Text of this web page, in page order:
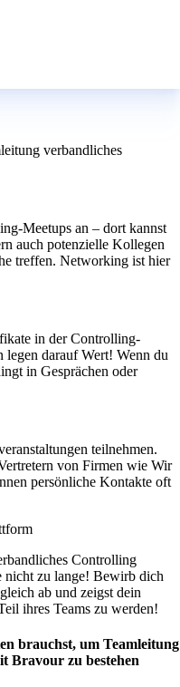
verbandliches
Meetups an – dort kannst
auch potenzielle Kollegen
treffen. Networking ist hier
in der Controlling-
darauf Wert! Wenn du
in Gesprächen oder
teilnehmen.
von Firmen wie Wir
persönliche Kontakte oft
Controlling
nicht zu lange! Bewirb dich
ab und zeigst dein
ihres Teams zu werden!
brauchst, um Teamleitung
Bravour zu bestehen